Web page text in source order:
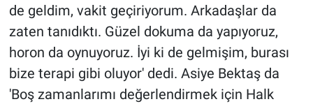
de geldim, vakit geçiriyorum. Arkadaşlar da
zaten tanıdıktı. Güzel dokuma da yapıyoruz,
horon da oynuyoruz. İyi ki de gelmişim, burası
bize terapi gibi oluyor' dedi. Asiye Bektaş da
'Boş zamanlarımı değerlendirmek için Halk